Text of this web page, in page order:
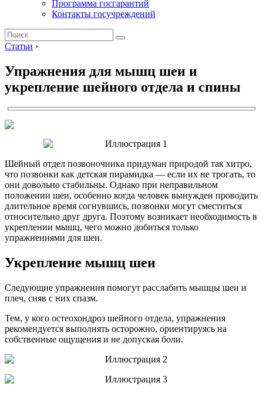
Программа госгарантий
Контакты госучреждений
Статьи ›
Упражнения для мышц шеи и
укрепление шейного отдела и спины
Шейный отдел позвоночника придуман природой так хитро,
что позвонки как детская пирамидка — если их не трогать, то
они довольно стабильны. Однако при неправильном
положении шеи, особенно когда человек вынужден проводить
длительное время согнувшись, позвонки могут сместиться
относительно друг друга. Поэтому возникает необходимость в
укреплении мышц, чего можно добиться только
упражнениями для шеи.
Укрепление мышц шеи
Следующие упражнения помогут расслабить мышцы шеи и
плеч, сняв с них спазм.
Тем, у кого остеохондроз шейного отдела, упражнения
рекомендуется выполнять осторожно, ориентируясь на
собственные ощущения и не допуская боли.